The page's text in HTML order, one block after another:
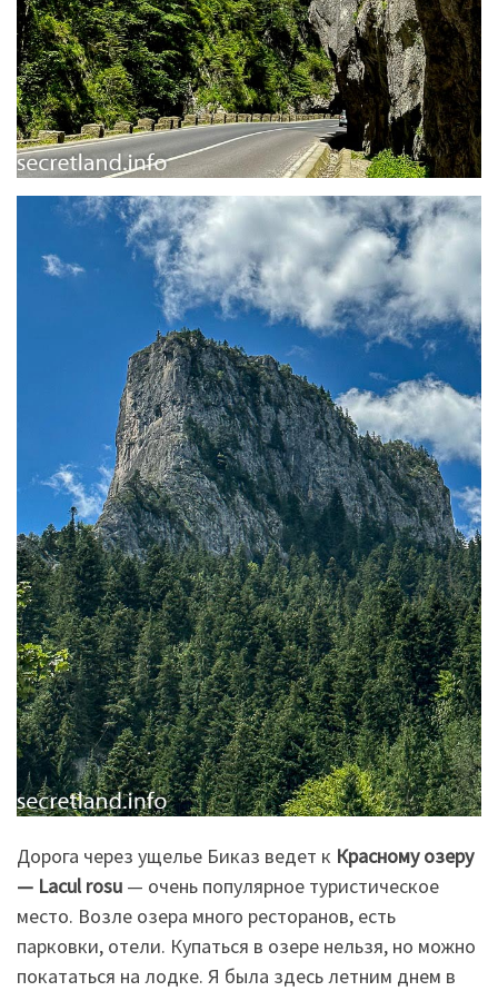
Дорога через ущелье Биказ ведет к Красному озеру
— Lacul rosu — очень популярное туристическое
место. Возле озера много ресторанов, есть
парковки, отели. Купаться в озере нельзя, но можно
покататься на лодке. Я была здесь летним днем в